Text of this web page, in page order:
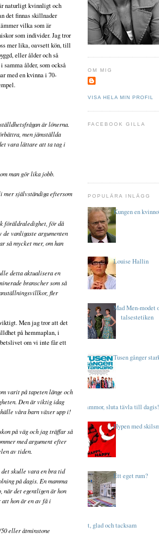
naturligt kvinnligt och
det finnas skillnader
vilka som är
som individer. Jag tror
mer lika, oavsett kön, till
eller ålder och så
samma ålder, som också
med en kvinna i 70-
är lönerna.
men jämställda
vara lättare att ta tag i
man gör lika jobb.
mer självständiga eftersom
föräldraledighet, för då
vanligaste argumenten
så mycket mer, om han
detta aktualisera en
branscher som så
fler
Men jag tror att det
på hemmaplan, i
om vi inte får ett
varit på tapeten länge och
Den är viktig idag
våra barn växer upp i!
på väg och jag träffar så
med argument efter
av tiden.
det skulle vara en bra tid
på dagis. En mamma
när det egentligen är hon
att hon är en av få i
eller åtminstone
OM MIG
VISA HELA MIN PROFIL
FACEBOOK GILLA
POPULÄRA INLÄGG
Kungen en
Louise Hallin
Mad Men-modet
talsestetiken
Tusen gånger
Mammor, sluta tävla till dagis!
Hypen med
Ett eget rum?
Kåt, glad och tacksam